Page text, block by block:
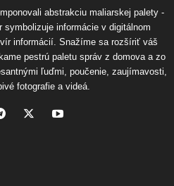
abstrakciu maliarskej palety -
informácie v digitálnom
informácií. Snažíme sa rozšíriť váš
pestrú paletu správ z domova a zo
ľuďmi, poučenie, zaujímavosti,
fotografie a videá.